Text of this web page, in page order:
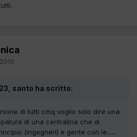
santo ha scritto:
di tutti cmq voglio solo dire una
di una centralina che di
(ingegneri) e gente con le......